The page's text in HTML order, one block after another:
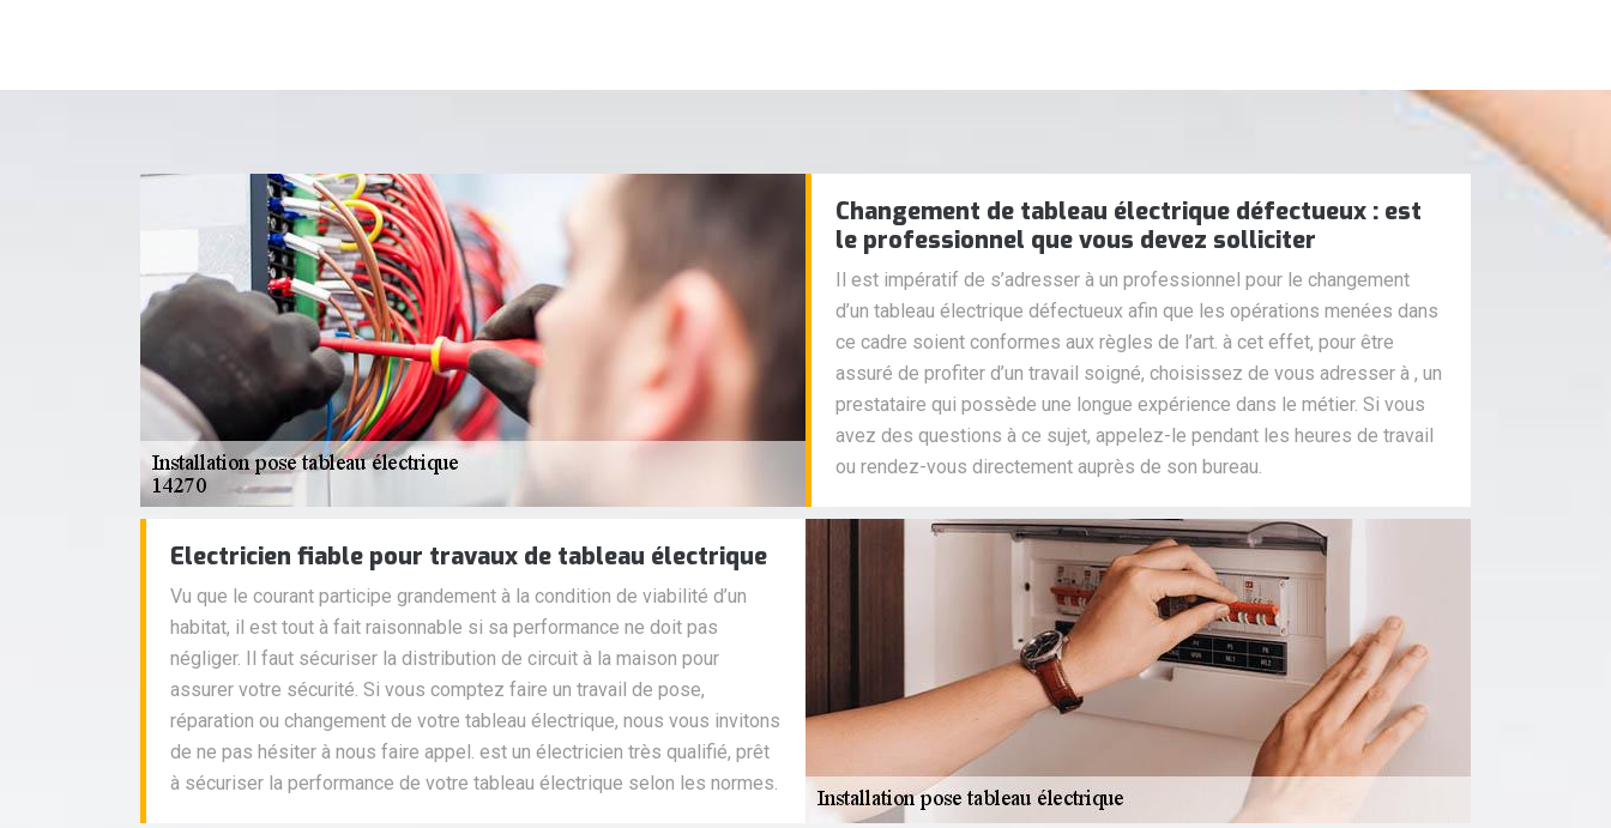
Changement de tableau électrique défectueux : est
le professionnel que vous devez solliciter
Il est impératif de s’adresser à un professionnel pour le changement
d’un tableau électrique défectueux afin que les opérations menées dans
ce cadre soient conformes aux règles de l’art. à cet effet, pour être
assuré de profiter d’un travail soigné, choisissez de vous adresser à , un
prestataire qui possède une longue expérience dans le métier. Si vous
avez des questions à ce sujet, appelez-le pendant les heures de travail
ou rendez-vous directement auprès de son bureau.
Electricien fiable pour travaux de tableau électrique
Vu que le courant participe grandement à la condition de viabilité d’un
habitat, il est tout à fait raisonnable si sa performance ne doit pas
négliger. Il faut sécuriser la distribution de circuit à la maison pour
assurer votre sécurité. Si vous comptez faire un travail de pose,
réparation ou changement de votre tableau électrique, nous vous invitons
de ne pas hésiter à nous faire appel. est un électricien très qualifié, prêt
à sécuriser la performance de votre tableau électrique selon les normes.